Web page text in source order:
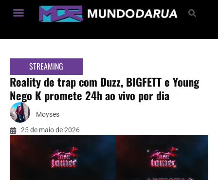
STREAMING
Reality de trap com Duzz, BIGFETT e Young
Nego K promete 24h ao vivo por dia
Moyses
25 de maio de 2026